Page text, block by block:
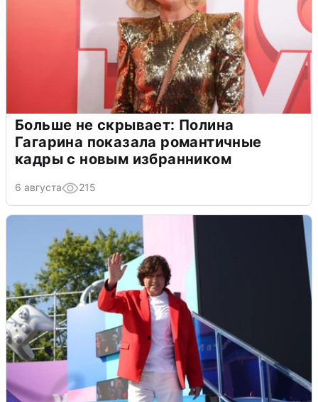
Больше не скрывает: Полина
Гагарина показала романтичные
кадры с новым избранником
6 августа 215